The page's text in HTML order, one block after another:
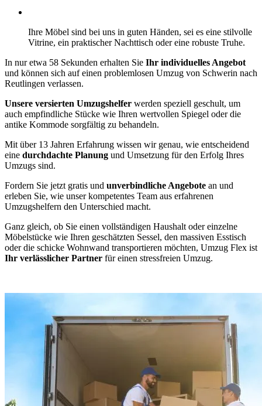
Ihre Möbel sind bei uns in guten Händen, sei es eine stilvolle
Vitrine, ein praktischer Nachttisch oder eine robuste Truhe.
In nur etwa 58 Sekunden erhalten Sie Ihr individuelles Angebot
und können sich auf einen problemlosen Umzug von Schwerin nach
Reutlingen verlassen.
Unsere versierten Umzugshelfer werden speziell geschult, um
auch empfindliche Stücke wie Ihren wertvollen Spiegel oder die
antike Kommode sorgfältig zu behandeln.
Mit über 13 Jahren Erfahrung wissen wir genau, wie entscheidend
eine durchdachte Planung und Umsetzung für den Erfolg Ihres
Umzugs sind.
Fordern Sie jetzt gratis und unverbindliche Angebote an und
erleben Sie, wie unser kompetentes Team aus erfahrenen
Umzugshelfern den Unterschied macht.
Ganz gleich, ob Sie einen vollständigen Haushalt oder einzelne
Möbelstücke wie Ihren geschätzten Sessel, den massiven Esstisch
oder die schicke Wohnwand transportieren möchten, Umzug Flex ist
Ihr verlässlicher Partner für einen stressfreien Umzug.